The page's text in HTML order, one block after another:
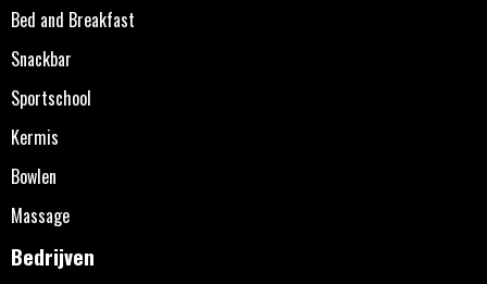
Bed and Breakfast
Snackbar
Sportschool
Kermis
Bowlen
Massage
Bedrijven